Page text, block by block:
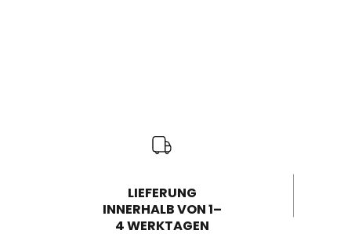
LIEFERUNG
INNERHALB VON 1–
4 WERKTAGEN